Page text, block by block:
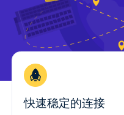
快速稳定的连接